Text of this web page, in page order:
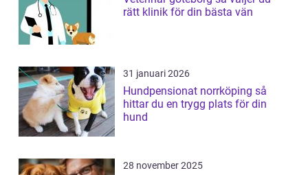
rätt klinik för din bästa vän
31 januari 2026
Hundpensionat norrköping så
hittar du en trygg plats för din
hund
28 november 2025